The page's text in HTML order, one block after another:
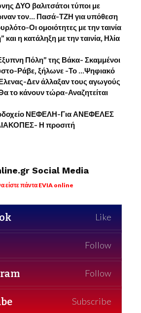
ΔΥΟ βαλιτσάτοι τύποι με
τον… Πασά-ΤΖΗ για υπόθεση
Οι ομοιότητες με την ταινία
και η κατάληξη με την ταινία, Ηλία
Πόλη” της Βάκα- Σκαμμένοι
Ράβε, ξήλωνε -Το …Ψηφιακό
Δεν άλλαξαν τους αγωγούς
το κάνουν τώρα-Αναζητείται
ΝΕΦΕΛΗ-Για ΑΝΕΦΕΛΕΣ
Η προσιτή
Social Media
είστε πάντα EVIA online
Like
Follow
Follow
Subscribe